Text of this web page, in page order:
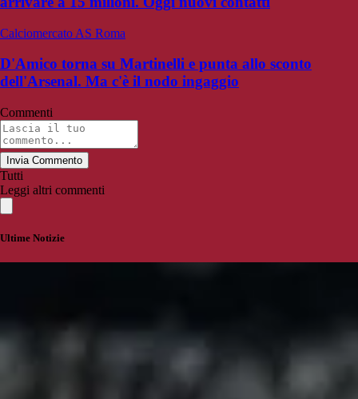
Calciomercato AS Roma
D'Amico torna su Martinelli e punta allo sconto
dell'Arsenal. Ma c'è il nodo ingaggio
Commenti
Invia Commento
Tutti
Leggi altri commenti
Ultime Notizie